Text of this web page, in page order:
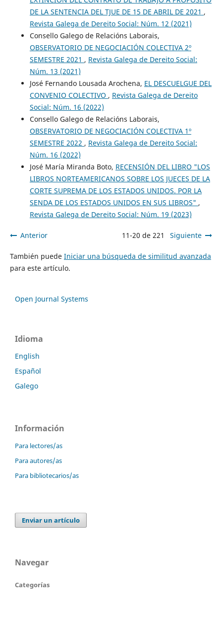
DE LA SENTENCIA DEL TJUE DE 15 DE ABRIL DE 2021 ,
Revista Galega de Dereito Social: Núm. 12 (2021)
Consello Galego de Relacións Laborais,
OBSERVATORIO DE NEGOCIACIÓN COLECTIVA 2º
SEMESTRE 2021 , Revista Galega de Dereito Social:
Núm. 13 (2021)
José Fernando Lousada Arochena, EL DESCUELGUE DEL
CONVENIO COLECTIVO , Revista Galega de Dereito
Social: Núm. 16 (2022)
Consello Galego de Relacións Laborais,
OBSERVATORIO DE NEGOCIACIÓN COLECTIVA 1º
SEMESTRE 2022 , Revista Galega de Dereito Social:
Núm. 16 (2022)
José María Miranda Boto, RECENSIÓN DEL LIBRO "LOS
LIBROS NORTEAMERICANOS SOBRE LOS JUECES DE LA
CORTE SUPREMA DE LOS ESTADOS UNIDOS. POR LA
SENDA DE LOS ESTADOS UNIDOS EN SUS LIBROS" ,
Revista Galega de Dereito Social: Núm. 19 (2023)
Anterior 11-20 de 221 Siguiente
También puede Iniciar una búsqueda de similitud avanzada
para este artículo.
Open Journal Systems
Idioma
English
Español
Galego
Información
Para lectores/as
Para autores/as
Para bibliotecarios/as
Enviar un artículo
Navegar
Categorías